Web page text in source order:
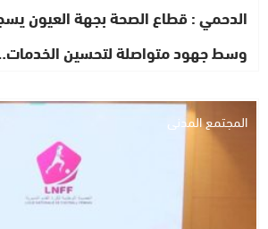
الدحمي : قطاع الصحة بجهة العيون
وسط جهود متواصلة لتحسين
المجتمع المدني